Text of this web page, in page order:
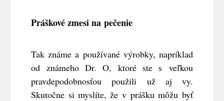
Práškové zmesi na pečenie
Tak známe a používané výrobky, napríklad
od známeho Dr. O, ktoré ste s veľkou
pravdepodobnosťou použili už aj vy.
Skutočne si myslíte, že v prášku môžu byť